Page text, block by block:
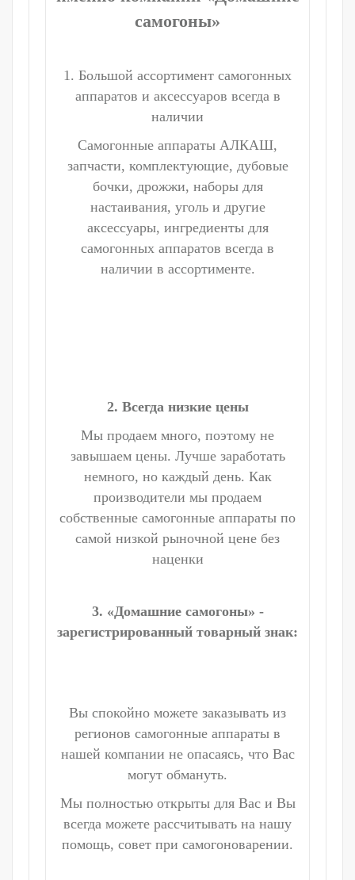
самогоны»
1. Большой ассортимент самогонных
аппаратов и аксессуаров всегда в
наличии
Самогонные аппараты АЛКАШ,
запчасти, комплектующие, дубовые
бочки, дрожжи, наборы для
настаивания, уголь и другие
аксессуары, ингредиенты для
самогонных аппаратов всегда в
наличии в ассортименте.
2. Всегда низкие цены
Мы продаем много, поэтому не
завышаем цены. Лучше заработать
немного, но каждый день. Как
производители мы продаем
собственные самогонные аппараты по
самой низкой рыночной цене без
наценки
3. «Домашние самогоны» -
зарегистрированный товарный знак:
Вы спокойно можете заказывать из
регионов самогонные аппараты в
нашей компании не опасаясь, что Вас
могут обмануть.
Мы полностью открыты для Вас и Вы
всегда можете рассчитывать на нашу
помощь, совет при самогоноварении.